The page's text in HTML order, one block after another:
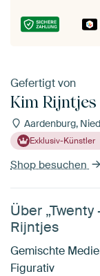
Gefertigt von
Kim Rijntjes
Aardenburg,
Exklusiv-Künstler
Shop besuchen
Über
Rijntjes
Gemischte
Figurativ